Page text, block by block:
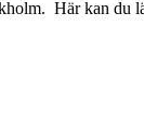
Här kan du